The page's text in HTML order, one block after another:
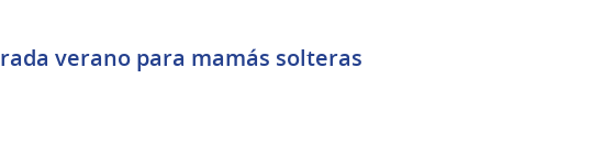
verano para mamás solteras